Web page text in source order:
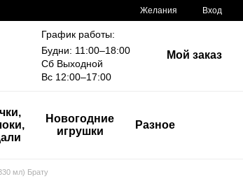
Желания Вход
График работы:
Будни: 11:00–18:00
Сб Выходной
Вс 12:00–17:00
Мой заказ
Новогодние
игрушки
Разное
мл) Брату